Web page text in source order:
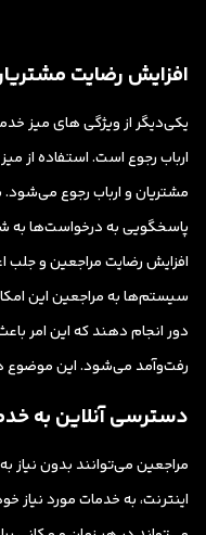
افزایش رضایت
یکی‌دیگر از ویژگی های میز
ارباب رجوع است. استفاده از
مشتریان و ارباب رجوع
پاسخگویی به درخواست‌ها به
افزایش رضایت مراجعین و جلب
سیستم‌ها به مراجعین این
دور انجام دهند که این امر
رفت‌وآمد می‌شود. این موضوع
دسترسی آنلاین به
مراجعین می‌توانند بدون نیاز
اینترنت، به خدمات مورد نیاز